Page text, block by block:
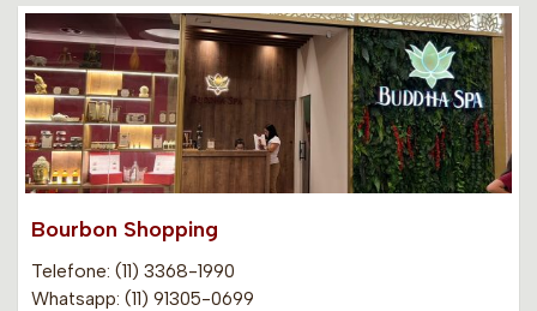
Bourbon Shopping
Telefone: (11) 3368-1990
Whatsapp: (11) 91305-0699